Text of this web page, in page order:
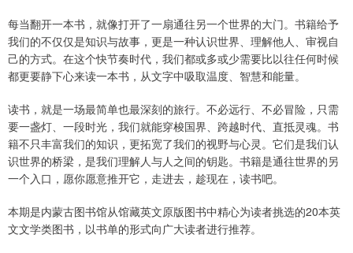
每当翻开一本书，就像打开了一扇通往另一个世界的大门。书籍给予
我们的不仅仅是知识与故事，更是一种认识世界、理解他人、审视自
己的方式。在这个快节奏时代，我们都或多或少需要比以往任何时候
都更要静下心来读一本书，从文字中吸取温度、智慧和能量。
读书，就是一场最简单也最深刻的旅行。不必远行、不必冒险，只需
要一盏灯、一段时光，我们就能穿梭国界、跨越时代、直抵灵魂。书
籍不只丰富我们的知识，更拓宽了我们的视野与心灵。它们是我们认
识世界的桥梁，是我们理解人与人之间的钥匙。书籍是通往世界的另
一个入口，愿你愿意推开它，走进去，趁现在，读书吧。
本期是内蒙古图书馆从馆藏英文原版图书中精心为读者挑选的20本英
文文学类图书，以书单的形式向广大读者进行推荐。